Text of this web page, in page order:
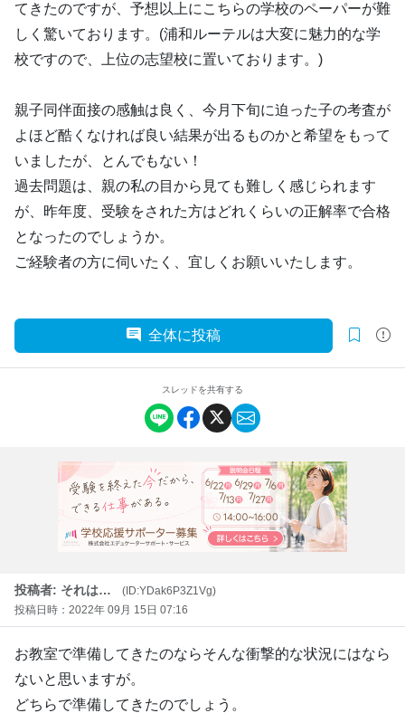
てきたのですが、予想以上にこちらの学校のペーパーが難
しく驚いております。(浦和ルーテルは大変に魅力的な学
校ですので、上位の志望校に置いております。)
親子同伴面接の感触は良く、今月下旬に迫った子の考査が
よほど酷くなければ良い結果が出るものかと希望をもって
いましたが、とんでもない！
過去問題は、親の私の目から見ても難しく感じられます
が、昨年度、受験をされた方はどれくらいの正解率で合格
となったのでしょうか。
ご経験者の方に伺いたく、宜しくお願いいたします。
全体に投稿
スレッドを共有する
投稿者: それは…
(ID:YDak6P3Z1Vg)
投稿日時：2022年 09月 15日 07:16
お教室で準備してきたのならそんな衝撃的な状況にはなら
ないと思いますが。
どちらで準備してきたのでしょう。